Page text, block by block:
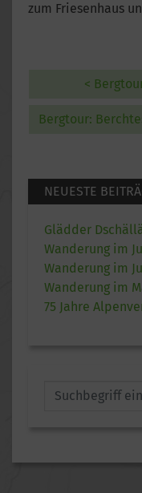
zum Friesenhaus
<
Bergtour:
NEUESTE
Glädder
Wanderung im
Wanderung im
Wanderung im
75 Jahre